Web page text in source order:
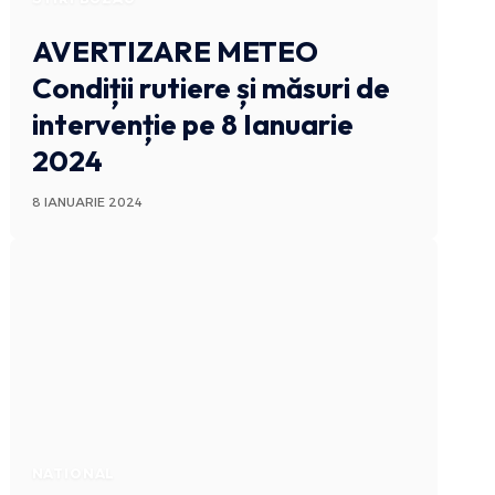
AVERTIZARE METEO
Condiții rutiere și măsuri de
intervenție pe 8 Ianuarie
2024
8 IANUARIE 2024